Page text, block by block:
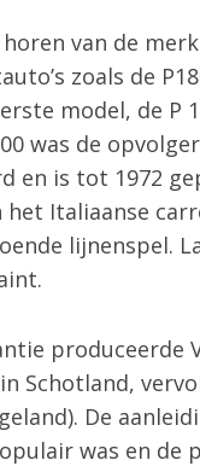
van de
zoals de
model, de P
was de
en is tot 1972
het Italiaanse
lijnenspel.
produceerde
Schotland,
De
was en de
S